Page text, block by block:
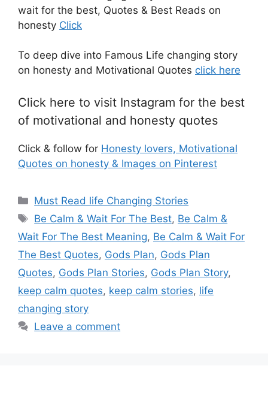
wait for the best, Quotes & Best Reads on
honesty Click
To deep dive into Famous Life changing story
on honesty and Motivational Quotes click here
Click here to visit Instagram for the best
of motivational and honesty quotes
Click & follow for Honesty lovers, Motivational
Quotes on honesty & Images on Pinterest
Categories
Must Read life Changing Stories
Tags
Be Calm & Wait For The Best, Be Calm &
Wait For The Best Meaning, Be Calm & Wait For
The Best Quotes, Gods Plan, Gods Plan
Quotes, Gods Plan Stories, Gods Plan Story,
keep calm quotes, keep calm stories, life
changing story
Leave a comment